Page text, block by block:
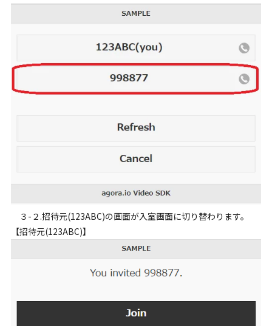
３-２.招待元(123ABC)の画面が入室画面に切り替わります。
【招待元(123ABC)】